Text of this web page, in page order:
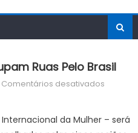
Ruas Pelo Brasil
Comentários desativadosem
8
da Mulher – será